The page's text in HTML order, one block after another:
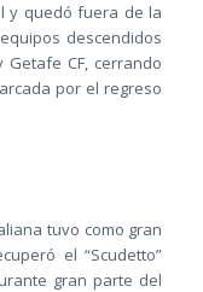
y quedó fuera de la
descendidos
CF, cerrando
por el regreso
tuvo como gran
el “Scudetto”
gran parte del